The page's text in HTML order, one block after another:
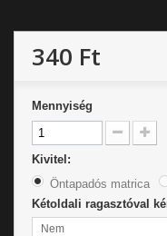
340 Ft
Mennyiség
Kivitel:
Öntapadós matrica
Kétoldali ragasztóval
Nem